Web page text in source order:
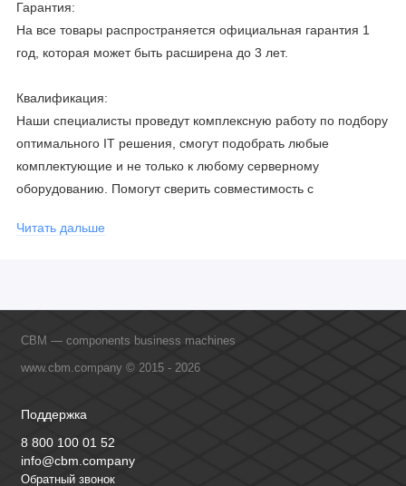
Гарантия:
На все товары распространяется официальная гарантия 1
год, которая может быть расширена до 3 лет.
Квалификация:
Наши специалисты проведут комплексную работу по подбору
оптимального IT решения, смогут подобрать любые
комплектующие и не только к любому серверному
оборудованию. Помогут сверить совместимость с
официальными производителями и проводим регулярное
Читать дальше
CBM — components business machines
www.cbm.company © 2015 - 2026
Поддержка
8 800 100 01 52
info@cbm.company
Обратный звонок